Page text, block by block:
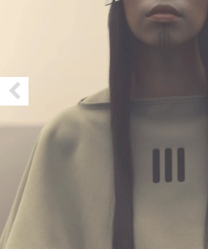
每日栏目
科 技